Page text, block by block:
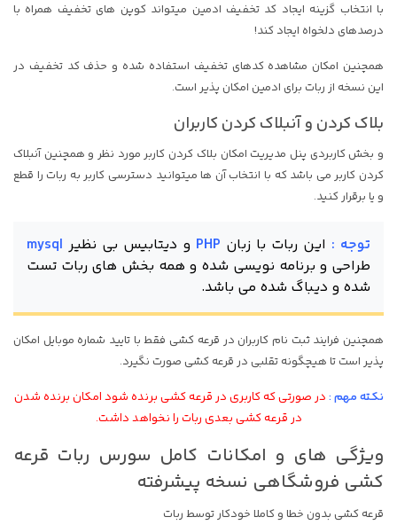
با انتخاب گزینه ایجاد کد تخفیف ادمین میتواند کوپن های تخفیف همراه با
درصدهای دلخواه ایجاد کند!
همچنین امکان مشاهده کدهای تخفیف استفاده شده و حذف کد تخفیف در
این نسخه از ربات برای ادمین امکان پذیر است.
بلاک کردن و آنبلاک کردن کاربران
و بخش کاربردی پنل مدیریت امکان بلاک کردن کاربر مورد نظر و همچنین آنبلاک
کردن کاربر می باشد که با انتخاب آن ها میتوانید دسترسی کاربر به ربات را قطع
و یا برقرار کنید.
توجه : این ربات با زبان PHP و دیتابیس بی نظیر mysql
طراحی و برنامه نویسی شده و همه بخش های ربات تست
شده و دیباگ شده می باشد.
همچنین فرایند ثبت نام کاربران در قرعه کشی فقط با تایید شماره موبایل امکان
پذیر است تا هیچگونه تقلبی در قرعه کشی صورت نگیرد.
نکته مهم : در صورتی که کاربری در قرعه کشی برنده شود امکان برنده شدن
در قرعه کشی بعدی ربات را نخواهد داشت.
ویژگی های و امکانات کامل سورس ربات قرعه
کشی فروشگاهی نسخه پیشرفته
قرعه کشی بدون خطا و کاملا خودکار توسط ربات